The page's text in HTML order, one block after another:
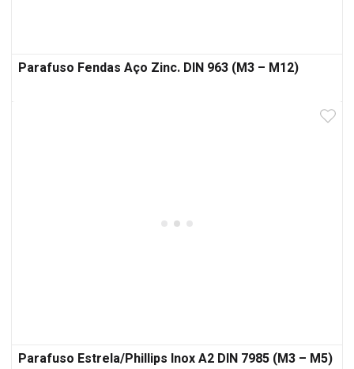
Parafuso Fendas Aço Zinc. DIN 963 (M3 – M12)
Parafuso Estrela/Phillips Inox A2 DIN 7985 (M3 – M5)